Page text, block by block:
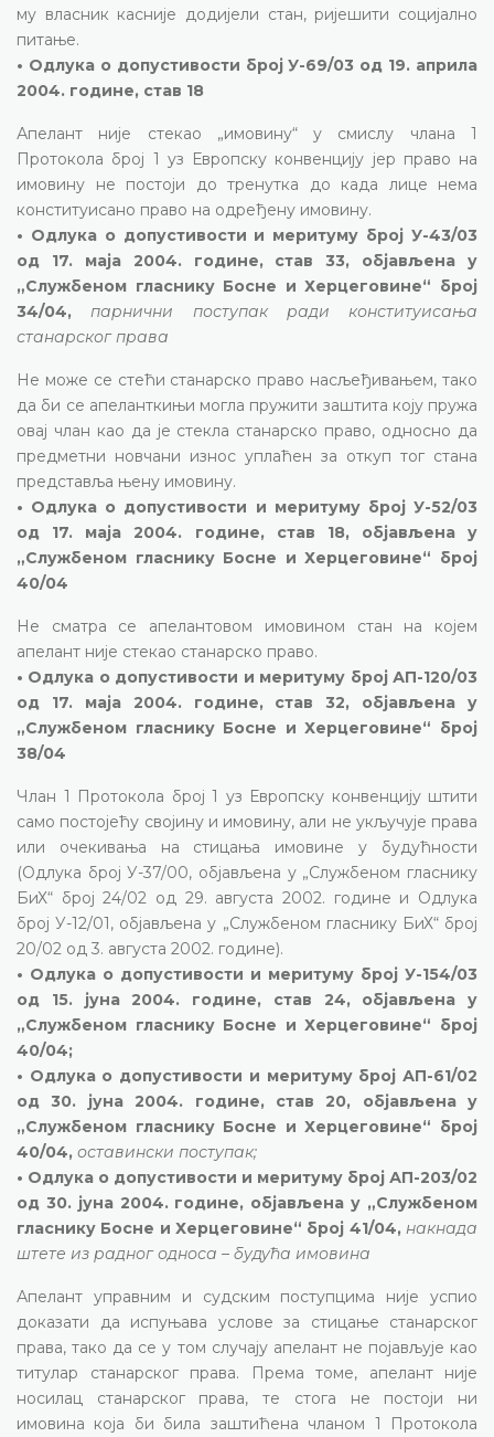
му власник касније додијели стан, ријешити социјално
питање.
• Одлука о допустивости број У-69/03 од 19. априла
2004. године, став 18
Апелант није стекао „имовину“ у смислу члана 1
Протокола број 1 уз Европску конвенцију јер право на
имовину не постоји до тренутка до када лице нема
конституисано право на одређену имовину.
• Одлука о допустивости и меритуму број У-43/03
од 17. маја 2004. године, став 33, објављена у
„Службеном гласнику Босне и Херцеговине“ број
34/04,парнични поступак ради конституисања
станарског права
Не може се стећи станарско право насљеђивањем, тако
да би се апеланткињи могла пружити заштита коју пружа
овај члан као да је стекла станарско право, односно да
предметни новчани износ уплаћен за откуп тог стана
представља њену имовину.
• Одлука о допустивости и меритуму број У-52/03
од 17. маја 2004. године, став 18, објављена у
„Службеном гласнику Босне и Херцеговине“ број
40/04
Не сматра се апелантовом имовином стан на којем
апелант није стекао станарско право.
• Одлука о допустивости и меритуму број АП-120/03
од 17. маја 2004. године, став 32, објављена у
„Службеном гласнику Босне и Херцеговине“ број
38/04
Члан 1 Протокола број 1 уз Европску конвенцију штити
само постојећу својину и имовину, али не укључује права
или очекивања на стицања имовине у будућности
(Одлука број У-37/00, објављена у „Службеном гласнику
БиХ“ број 24/02 од 29. августа 2002. године и Одлука
број У-12/01, објављена у „Службеном гласнику БиХ“ број
20/02 од 3. августа 2002. године).
• Одлука о допустивости и меритуму број У-154/03
од 15. јуна 2004. године, став 24, објављена у
„Службеном гласнику Босне и Херцеговине“ број
40/04;
• Одлука о допустивости и меритуму број АП-61/02
од 30. јуна 2004. године, став 20, објављена у
„Службеном гласнику Босне и Херцеговине“ број
40/04, оставински поступак;
• Одлука о допустивости и меритуму број АП-203/02
од 30. јуна 2004. године, објављена у „Службеном
гласнику Босне и Херцеговине“ број 41/04, накнада
штете из радног односа – будућа имовина
Апелант управним и судским поступцима није успио
доказати да испуњава услове за стицање станарског
права, тако да се у том случају апелант не појављује као
титулар станарског права. Према томе, апелант није
носилац станарског права, те стога не постоји ни
имовина која би била заштићена чланом 1 Протокола